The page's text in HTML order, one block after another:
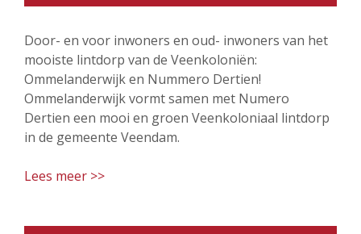
Door- en voor inwoners en oud- inwoners van het
mooiste lintdorp van de Veenkoloniën:
Ommelanderwijk en Nummero Dertien!
Ommelanderwijk vormt samen met Numero
Dertien een mooi en groen Veenkoloniaal lintdorp
in de gemeente Veendam.
Lees meer >>